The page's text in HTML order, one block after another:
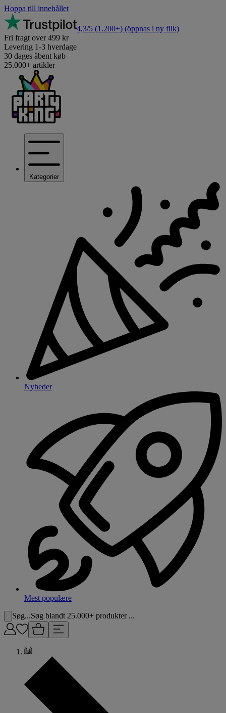
Hoppa till innehållet
4,3/5 (1.200+) (öppnas i ny flik)
Fri fragt over 499 kr
Levering 1-3 hverdage
30 dages åbent køb
25.000+ artikler
Kategorier
Nyheder
Mest populære
Søg...Søg blandt 25.000+ produkter ...